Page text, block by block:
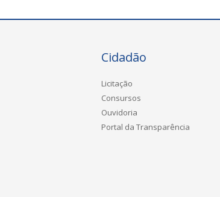
Cidadão
Licitação
Consursos
Ouvidoria
Portal da Transparência